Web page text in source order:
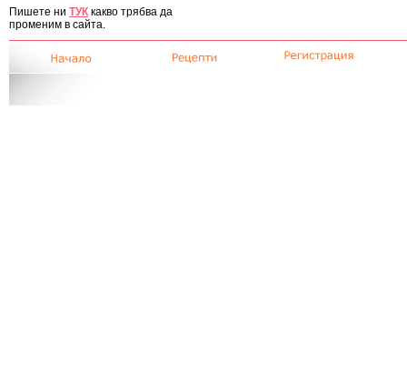
Пишете ни ТУК какво трябва да
променим в сайта.